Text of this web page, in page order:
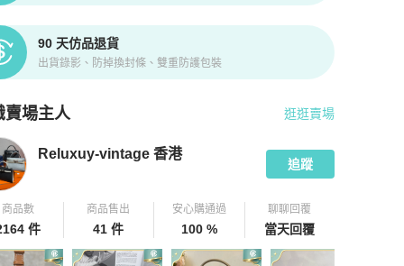
90 天仿品退貨
出貨錄影、防掉換封條、雙重防護包裝
賣場主人
拍拍圈嚴選賣家 介紹
逛逛賣場
Reluxuy-vintage 香港
追蹤
商品數
件
商品售出
41 件
安心購通過
100 %
聊聊回覆
當天回覆